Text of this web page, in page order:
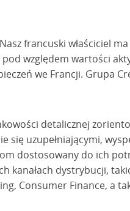
francuski właściciel
względem wartości
we Francji. Grupa
detalicznej
się uzupełniającymi,
dostosowany do ich
kanałach dystrybucji,
Consumer Finance, a